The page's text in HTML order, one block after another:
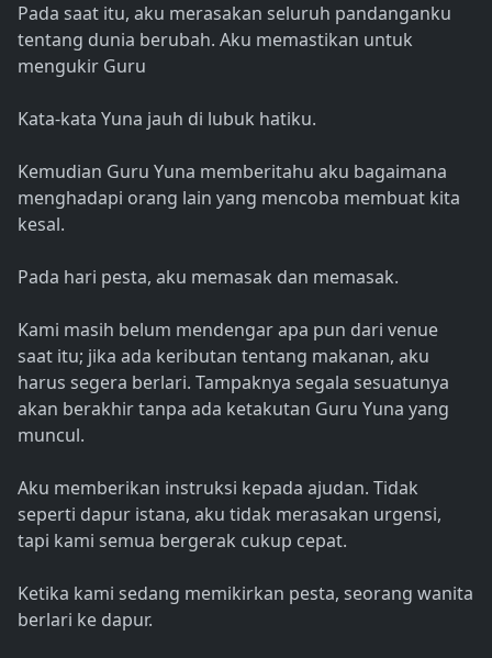
Pada saat itu, aku merasakan seluruh pandanganku
tentang dunia berubah. Aku memastikan untuk
mengukir Guru
Kata-kata Yuna jauh di lubuk hatiku.
Kemudian Guru Yuna memberitahu aku bagaimana
menghadapi orang lain yang mencoba membuat kita
kesal.
Pada hari pesta, aku memasak dan memasak.
Kami masih belum mendengar apa pun dari venue
saat itu; jika ada keributan tentang makanan, aku
harus segera berlari. Tampaknya segala sesuatunya
akan berakhir tanpa ada ketakutan Guru Yuna yang
muncul.
Aku memberikan instruksi kepada ajudan. Tidak
seperti dapur istana, aku tidak merasakan urgensi,
tapi kami semua bergerak cukup cepat.
Ketika kami sedang memikirkan pesta, seorang wanita
berlari ke dapur.